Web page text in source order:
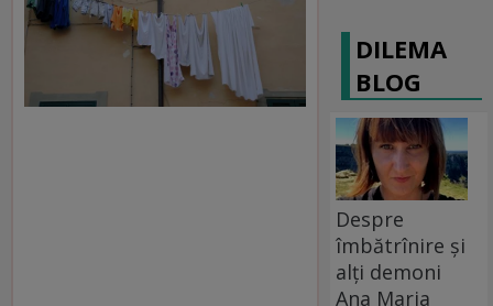
DILEMA
BLOG
Despre
îmbătrînire și
alți demoni
Ana Maria